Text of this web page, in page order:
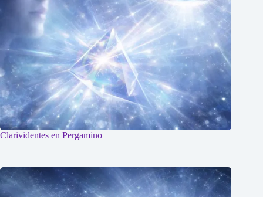
Clarividentes en Pergamino